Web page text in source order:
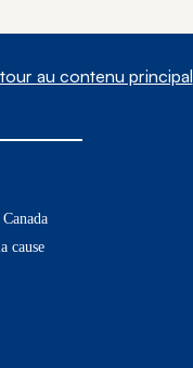
au contenu principal
cause